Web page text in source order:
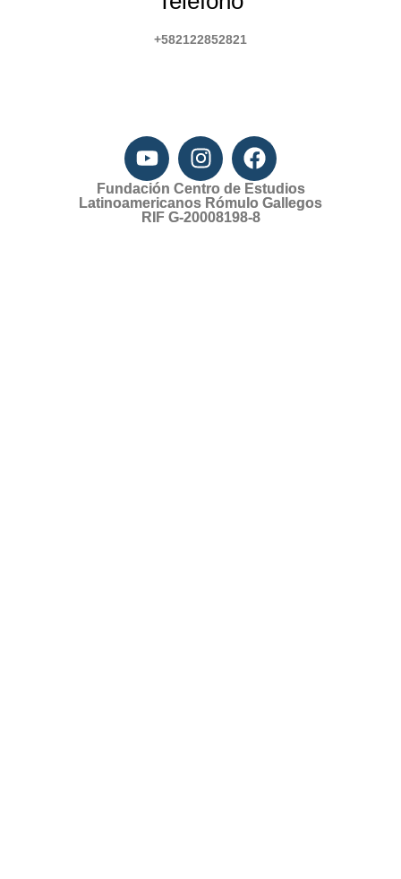
+582122852821
Fundación Centro de Estudios
Latinoamericanos Rómulo Gallegos
RIF G-20008198-8